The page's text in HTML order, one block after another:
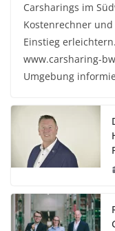
Carsharings im
Kostenrechner
Einstieg
www.carsharing-
Umgebung